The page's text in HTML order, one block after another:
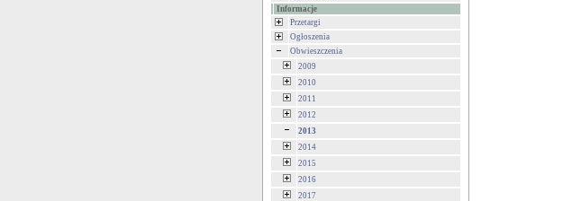
Informacje
Przetargi
Ogłoszenia
Obwieszczenia
2009
2010
2011
2012
2013
2014
2015
2016
2017